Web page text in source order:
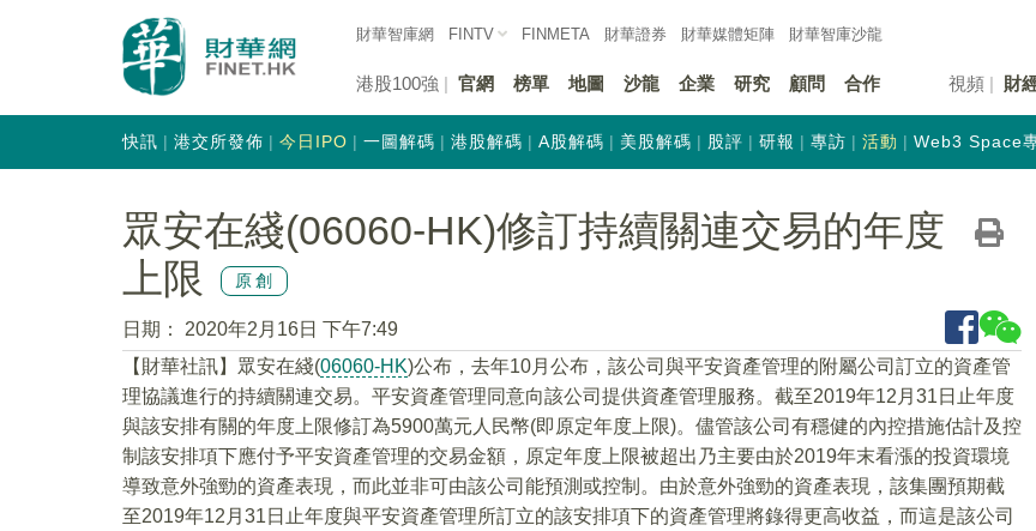
財華智庫網 FINTV FINMETA 財華證券 財華媒體矩陣 財華智庫沙龍
港股100強 官網 榜單 地圖 沙龍 企業 研究 顧問 合作 視頻 財
快訊 港交所發佈 今日IPO 一圖解碼 港股解碼 A股解碼 美股解碼 股評 研報 專訪 活動 Web3 Space
眾安在綫(06060-HK)修訂持續關連交易的年度
上限
原創
日期：
2020年2月16日 下午7:49
【財華社訊】眾安在綫(06060-HK)公布，去年10月公布，該公司與平安資產管理的附屬公司訂立的資產管
理協議進行的持續關連交易。平安資產管理同意向該公司提供資產管理服務。截至2019年12月31日止年度
與該安排有關的年度上限修訂為5900萬元人民幣(即原定年度上限)。儘管該公司有穩健的內控措施估計及控
制該安排項下應付予平安資產管理的交易金額，原定年度上限被超出乃主要由於2019年末看漲的投資環境
導致意外強勁的資產表現，而此並非可由該公司能預測或控制。由於意外強勁的資產表現，該集團預期截
至2019年12月31日止年度與平安資產管理所訂立的該安排項下的資產管理將錄得更高收益，而這是該公司